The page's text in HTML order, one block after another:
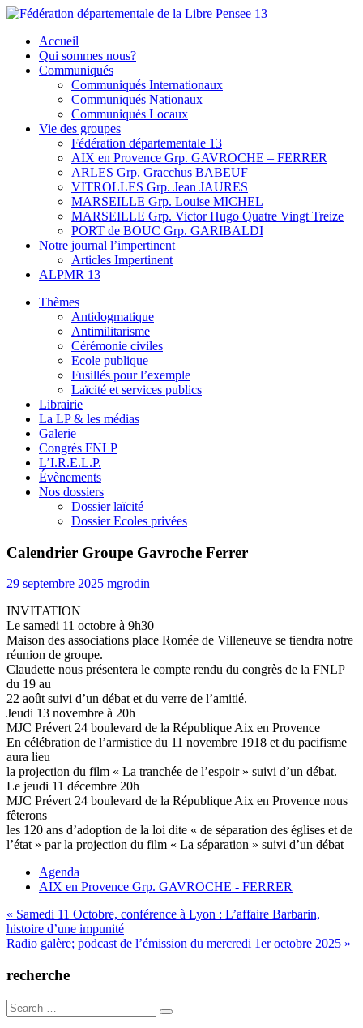
Skip
content
Fédération départementale de la Libre Pensee 13
Membre de la fédération Nationale de la Libre Pensée ni dieu ni
maitre
Accueil
Qui sommes nous?
Communiqués
Communiqués Internationaux
Communiqués Nationaux
Communiqués Locaux
Vie des groupes
Fédération départementale 13
AIX en Provence Grp. GAVROCHE – FERRER
ARLES Grp. Gracchus BABEUF
VITROLLES Grp. Jean JAURES
MARSEILLE Grp. Louise MICHEL
MARSEILLE Grp. Victor Hugo Quatre Vingt Treize
PORT de BOUC Grp. GARIBALDI
Notre journal l’impertinent
Articles Impertinent
ALPMR 13
Thèmes
Antidogmatique
Antimilitarisme
Cérémonie civiles
Ecole publique
Fusillés pour l’exemple
Laïcité et services publics
Librairie
La LP & les médias
Galerie
Congrès FNLP
L’I.R.E.L.P.
Évènements
Nos dossiers
Dossier laïcité
Dossier Ecoles privées
Calendrier Groupe Gavroche Ferrer
29 septembre 2025 mgrodin
INVITATION
Le samedi 11 octobre à 9h30
Maison des associations place Romée de Villeneuve se tiendra notre
réunion de groupe.
Claudette nous présentera le compte rendu du congrès de la FNLP
du 19 au
22 août suivi d’un débat et du verre de l’amitié.
Jeudi 13 novembre à 20h
MJC Prévert 24 boulevard de la République Aix en Provence
En célébration de l’armistice du 11 novembre 1918 et du pacifisme
aura lieu
la projection du film « La tranchée de l’espoir » suivi d’un débat.
Le jeudi 11 décembre 20h
MJC Prévert 24 boulevard de la République Aix en Provence nous
fêterons
les 120 ans d’adoption de la loi dite « de séparation des églises et de
l’état » par la projection du film « La séparation » suivi d’un débat
Agenda
AIX en Provence Grp. GAVROCHE - FERRER
Navigation
de
« Samedi 11 Octobre, conférence à Lyon : L’affaire Barbarin,
histoire d’une impunité
Radio galère; podcast de l’émission du mercredi 1er octobre 2025 »
recherche
Search
for: